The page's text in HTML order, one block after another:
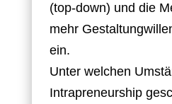
(top-down) und die
mehr
ein.
Unter welchen
Intrapreneurship